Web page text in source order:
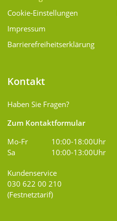
Cookie-Einstellungen
Impressum
Barrierefreiheitserklärung
Kontakt
Haben Sie Fragen?
Zum Kontaktformular
Mo-Fr
10:00-18:00Uhr
Sa
10:00-13:00Uhr
Kundenservice
030 622 00 210
(Festnetztarif)